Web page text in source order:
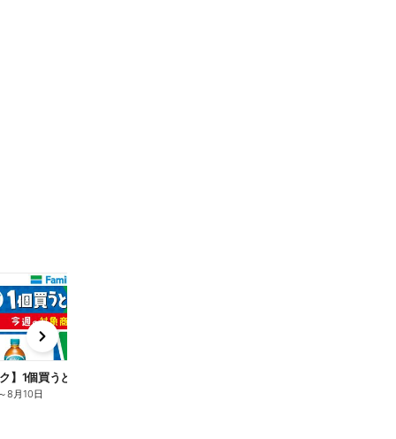
ク】1個買うと1個もらえる/麦茶
～8月10日
e
x
t